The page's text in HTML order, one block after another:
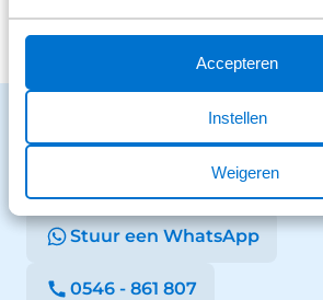
Accepteren
Instellen
Weigeren
Benieuwd naar de
We staan voor je klaar en
Stuur een bericht
Stuur een WhatsApp
0546 - 861 807